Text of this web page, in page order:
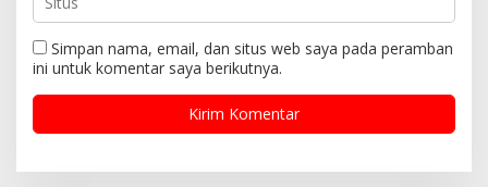
Simpan nama, email, dan situs web saya pada peramban
ini untuk komentar saya berikutnya.